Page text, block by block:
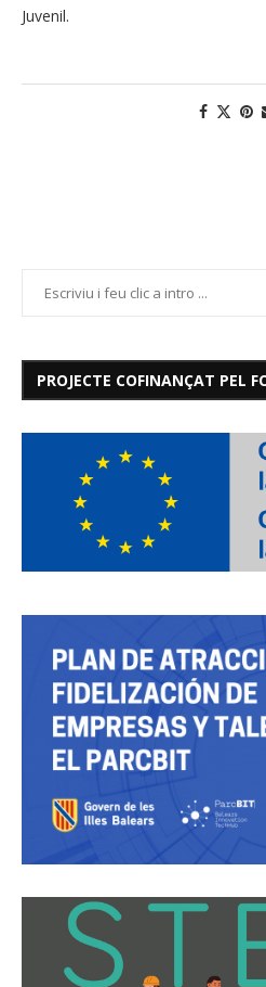
Juvenil.
PROJECTE COFINANÇAT PEL